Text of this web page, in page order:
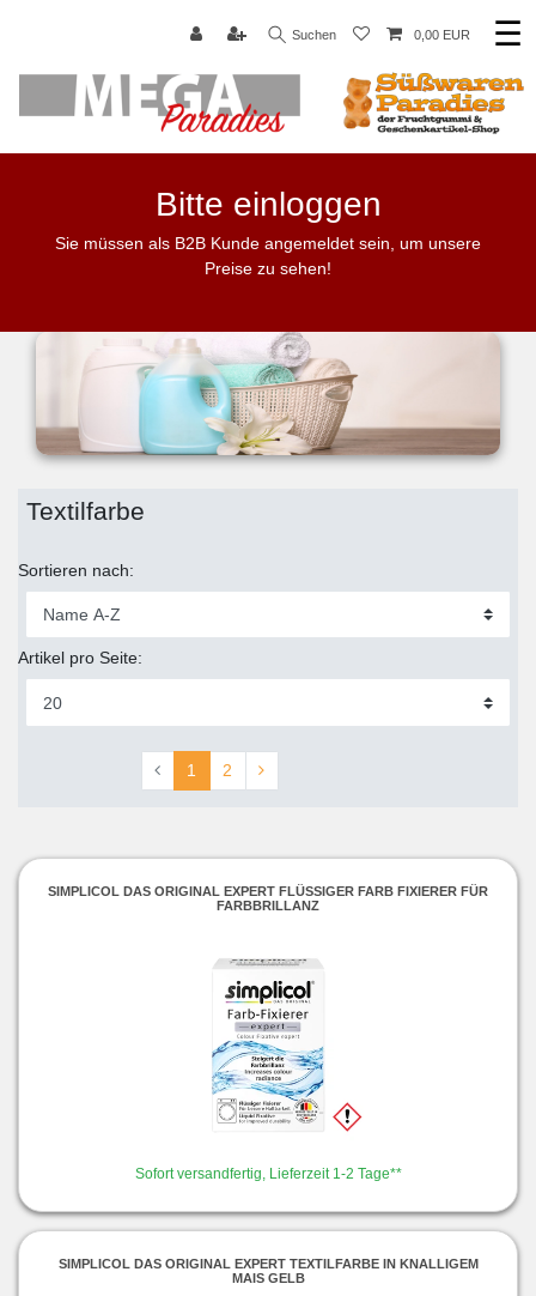
Suchen 0,00 EUR ☰
Bitte einloggen
Sie müssen als B2B Kunde angemeldet sein, um unsere
Preise zu sehen!
Textilfarbe
Sortieren nach:
Artikel pro Seite:
1 2
SIMPLICOL DAS ORIGINAL EXPERT FLÜSSIGER FARB FIXIERER FÜR
FARBBRILLANZ
Sofort versandfertig, Lieferzeit 1-2 Tage**
SIMPLICOL DAS ORIGINAL EXPERT TEXTILFARBE IN KNALLIGEM
MAIS GELB